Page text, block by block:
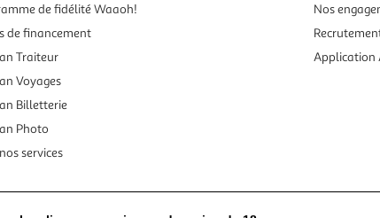
de fidélité Waaoh!
de financement
Traiteur
Voyages
Billetterie
Photo
services
Nos
Application